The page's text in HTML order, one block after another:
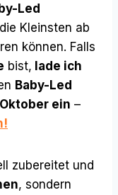
Led
Kleinsten ab
können. Falls
bist, lade ich
Baby-Led
ein –
zubereitet und
, sondern